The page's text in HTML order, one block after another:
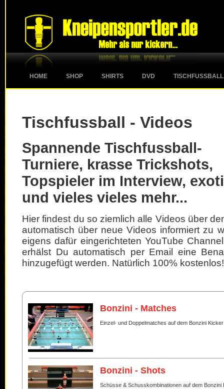
HOME SHOP SHIRTS DVD TISCHFUSSBALL
Tischfussball - Videos
Spannende Tischfussball-
Turniere, krasse Trickshots,
Topspieler im Interview,
und vieles vieles mehr...
Hier findest du so ziemlich alle Videos über
automatisch über neue Videos informiert zu
eigens dafür eingerichteten YouTube
erhälst Du automatisch per Email eine
hinzugefügt werden. Natürlich 100% kostenlos!
Bonzini - Matches
Einzel- und Doppelmatches auf dem Bonzini Kicker
Bonzini - Shots
Schüsse & Schusskombinationen auf dem Bonzini